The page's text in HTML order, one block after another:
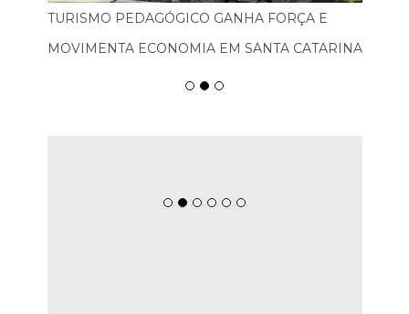
TURISMO PEDAGÓGICO GANHA FORÇA E
MOVIMENTA ECONOMIA EM SANTA CATARINA